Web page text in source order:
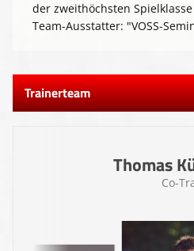
der zweithöchsten
Team-Ausstatter: "VOSS-
Trainerteam
Thomas
Co-